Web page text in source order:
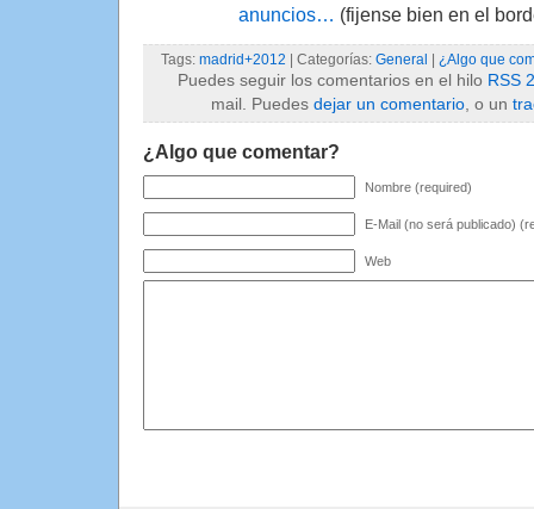
anuncios… (fijense bien en el
Tags: madrid+2012 | Categorías: General | ¿Algo que
Puedes seguir los comentarios en el hilo RSS
mail. Puedes dejar un comentario , o un
¿Algo que comentar?
Nombre (required)
E-Mail (no será publicado)
Web